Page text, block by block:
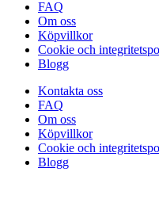
FAQ
Om oss
Köpvillkor
Cookie och
Blogg
Kontakta oss
FAQ
Om oss
Köpvillkor
Cookie och
Blogg